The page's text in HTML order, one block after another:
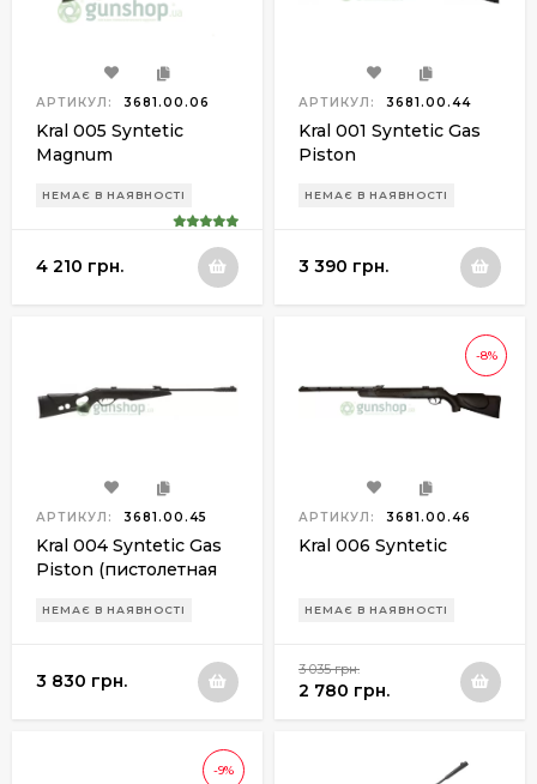
АРТИКУЛ: 3681.00.06
Kral 005 Syntetic
Magnum
НЕМАЄ В НАЯВНОСТІ
4 210 грн.
АРТИКУЛ: 3681.00.44
Kral 001 Syntetic Gas
Piston
НЕМАЄ В НАЯВНОСТІ
3 390 грн.
АРТИКУЛ: 3681.00.45
Kral 004 Syntetic Gas
Piston (пистолетная
НЕМАЄ В НАЯВНОСТІ
3 830 грн.
-8%
АРТИКУЛ: 3681.00.46
Kral 006 Syntetic
НЕМАЄ В НАЯВНОСТІ
3 035 грн.
2 780 грн.
-9%